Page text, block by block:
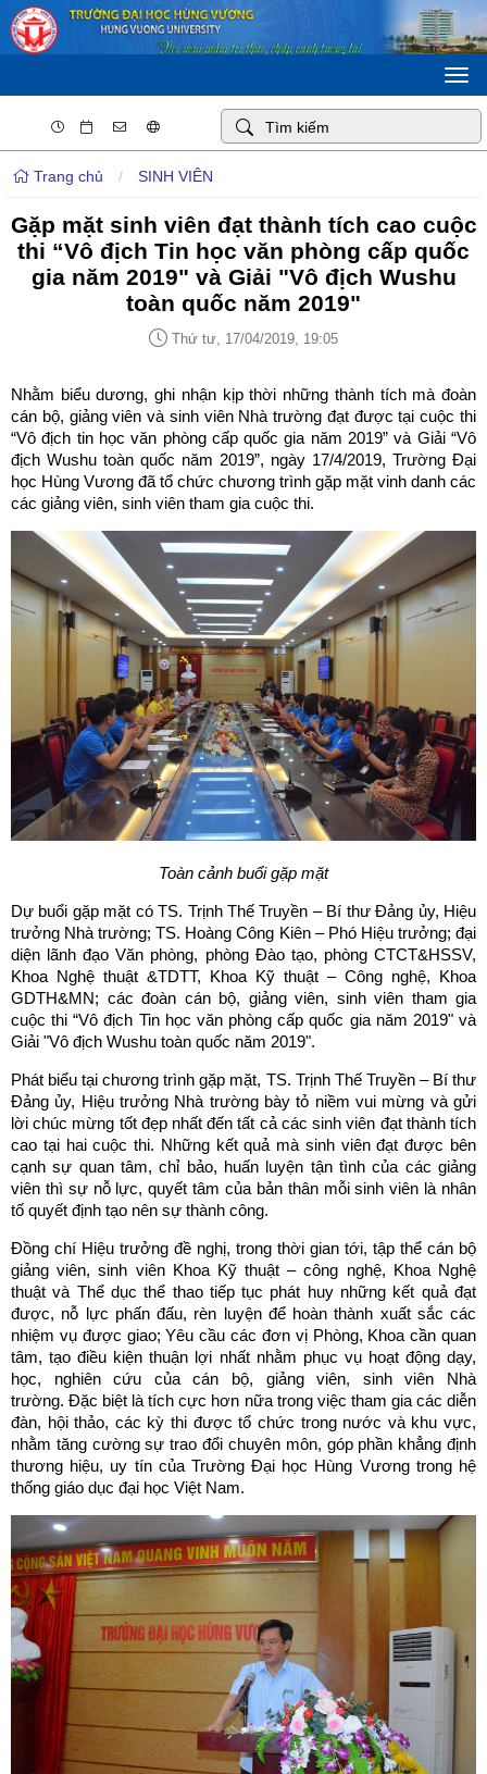
Trang chủ / SINH VIÊN
Gặp mặt sinh viên đạt thành tích cao cuộc
thi “Vô địch Tin học văn phòng cấp quốc
gia năm 2019" và Giải "Vô địch Wushu
toàn quốc năm 2019"
Thứ tư, 17/04/2019, 19:05
Nhằm biểu dương, ghi nhận kịp thời những thành tích mà đoàn
cán bộ, giảng viên và sinh viên Nhà trường đạt được tại cuộc thi
“Vô địch tin học văn phòng cấp quốc gia năm 2019” và Giải “Vô
địch Wushu toàn quốc năm 2019”, ngày 17/4/2019, Trường Đại
học Hùng Vương đã tổ chức chương trình gặp mặt vinh danh các
các giảng viên, sinh viên tham gia cuộc thi.
Toàn cảnh buổi gặp mặt
Dự buổi gặp mặt có TS. Trịnh Thế Truyền – Bí thư Đảng ủy, Hiệu
trưởng Nhà trường; TS. Hoàng Công Kiên – Phó Hiệu trưởng; đại
diện lãnh đạo Văn phòng, phòng Đào tạo, phòng CTCT&HSSV,
Khoa Nghệ thuật &TDTT, Khoa Kỹ thuật – Công nghệ, Khoa
GDTH&MN; các đoàn cán bộ, giảng viên, sinh viên tham gia
cuộc thi “Vô địch Tin học văn phòng cấp quốc gia năm 2019" và
Giải "Vô địch Wushu toàn quốc năm 2019".
Phát biểu tại chương trình gặp mặt, TS. Trịnh Thế Truyền – Bí thư
Đảng ủy, Hiệu trưởng Nhà trường bày tỏ niềm vui mừng và gửi
lời chúc mừng tốt đẹp nhất đến tất cả các sinh viên đạt thành tích
cao tại hai cuộc thi. Những kết quả mà sinh viên đạt được bên
cạnh sự quan tâm, chỉ bảo, huấn luyện tận tình của các giảng
viên thì sự nỗ lực, quyết tâm của bản thân mỗi sinh viên là nhân
tố quyết định tạo nên sự thành công.
Đồng chí Hiệu trưởng đề nghị, trong thời gian tới, tập thể cán bộ
giảng viên, sinh viên Khoa Kỹ thuật – công nghệ, Khoa Nghệ
thuật và Thể dục thể thao tiếp tục phát huy những kết quả đạt
được, nỗ lực phấn đấu, rèn luyện để hoàn thành xuất sắc các
nhiệm vụ được giao; Yêu cầu các đơn vị Phòng, Khoa cần quan
tâm, tạo điều kiện thuận lợi nhất nhằm phục vụ hoạt động dạy,
học, nghiên cứu của cán bộ, giảng viên, sinh viên Nhà
trường. Đặc biệt là tích cực hơn nữa trong việc tham gia các diễn
đàn, hội thảo, các kỳ thi được tổ chức trong nước và khu vực,
nhằm tăng cường sự trao đổi chuyên môn, góp phần khẳng định
thương hiệu, uy tín của Trường Đại học Hùng Vương trong hệ
thống giáo dục đại học Việt Nam.